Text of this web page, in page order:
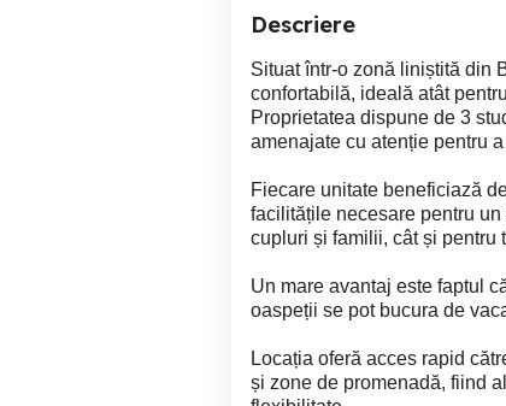
Descriere
Situat într-o zonă liniștită din
confortabilă, ideală atât
Proprietatea dispune de 3
amenajate cu atenție pentru
Fiecare unitate beneficiază
facilitățile necesare pentru
cupluri și familii, cât și pentru
Un mare avantaj este faptul
oaspeții se pot bucura de
Locația oferă acces rapid
și zone de promenadă, fiind